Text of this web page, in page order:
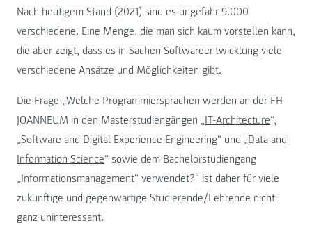
Nach heutigem Stand (2021) sind es ungefähr 9.000
verschiedene. Eine Menge, die man sich kaum vorstellen kann,
die aber zeigt, dass es in Sachen Softwareentwicklung viele
verschiedene Ansätze und Möglichkeiten gibt.
Die Frage „Welche Programmiersprachen werden an der FH
JOANNEUM in den Masterstudiengängen „IT-Architecture“,
„Software and Digital Experience Engineering“ und „Data and
Information Science“ sowie dem Bachelorstudiengang
„Informationsmanagement“ verwendet?“ ist daher für viele
zukünftige und gegenwärtige Studierende/Lehrende nicht
ganz uninteressant.